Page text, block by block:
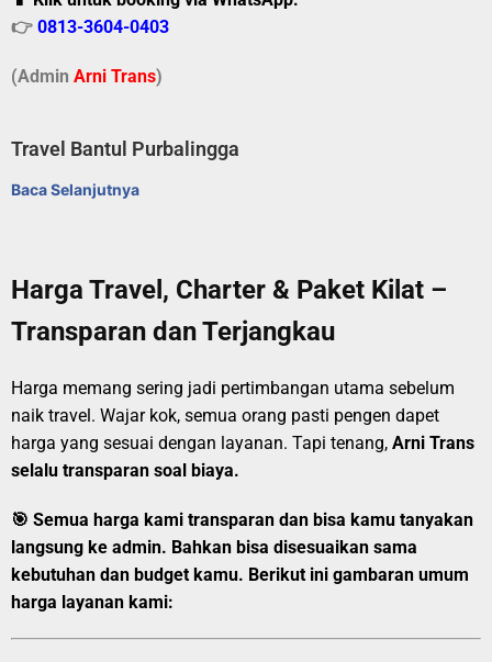
👉 0813-3604-0403
(Admin Arni Trans)
Travel Bantul Purbalingga
Baca Selanjutnya
Harga Travel, Charter & Paket Kilat –
Transparan dan Terjangkau
Harga memang sering jadi pertimbangan utama sebelum
naik travel. Wajar kok, semua orang pasti pengen dapet
harga yang sesuai dengan layanan. Tapi tenang, Arni Trans
selalu transparan soal biaya.
🎯 Semua harga kami transparan dan bisa kamu tanyakan
langsung ke admin. Bahkan bisa disesuaikan sama
kebutuhan dan budget kamu. Berikut ini gambaran umum
harga layanan kami: